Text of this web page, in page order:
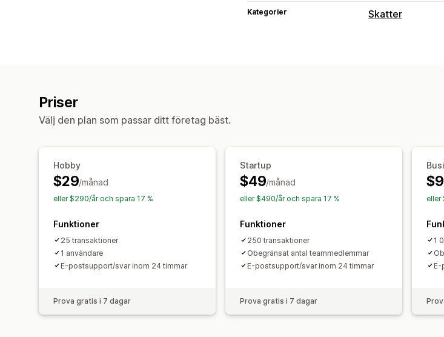
Kategorier Skatter
Rapportering
Priser
Välj den plan som passar ditt företag bäst.
Hobby
$29/månad
eller $290/år och spara 17 %
Funktioner
25 transaktioner
1 användare
E-postsupport/svar inom 24 timmar
Prova gratis i 7 dagar
Startup
$49/månad
eller $490/år och spara 17 %
Funktioner
250 transaktioner
Obegränsat antal teammedlemmar
E-postsupport/svar inom 24 timmar
Prova gratis i 7 dagar
eller
1
E-